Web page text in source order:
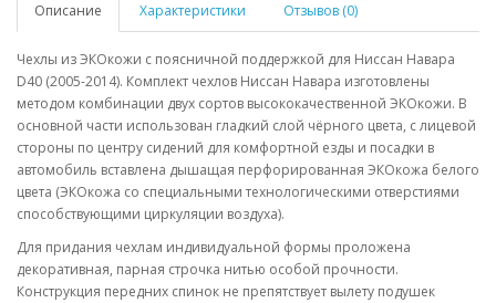
Описание Характеристики Отзывов (0)
Чехлы из ЭКОкожи с поясничной поддержкой для Ниссан Навара
D40 (2005-2014). Комплект чехлов Ниссан Навара изготовлены
методом комбинации двух сортов высококачественной ЭКОкожи. В
основной части использован гладкий слой чёрного цвета, с лицевой
стороны по центру сидений для комфортной езды и посадки в
автомобиль вставлена дышащая перфорированная ЭКОкожа белого
цвета (ЭКОкожа со специальными технологическими отверстиями
способствующими циркуляции воздуха).
Для придания чехлам индивидуальной формы проложена
декоративная, парная строчка нитью особой прочности.
Конструкция передних спинок не препятствует вылету подушек